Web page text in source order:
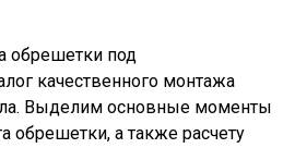
обрешетки под
качественного монтажа
Выделим основные моменты
обрешетки, а также расчету